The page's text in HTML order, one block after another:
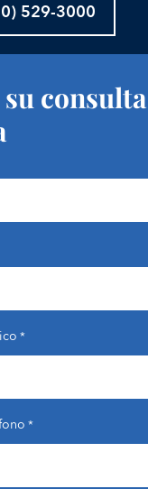
529-3000
consulta
*
*